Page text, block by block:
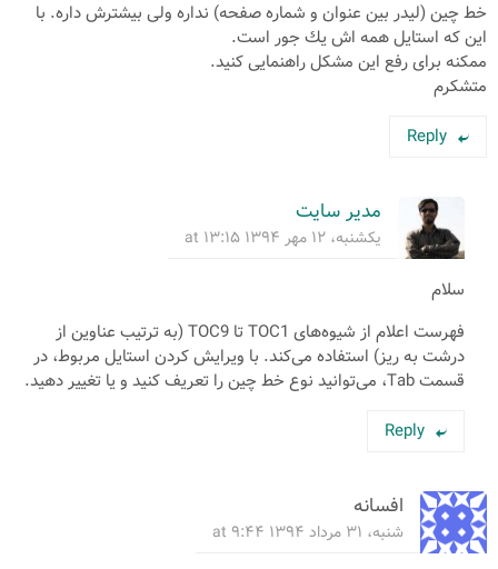
خط چین (لیدر بین عنوان و شماره صفحه) نداره ولی بیشترش داره. با
این كه استایل همه اش یك جور است.
ممكنه برای رفع این مشكل راهنمایی كنید.
متشكرم
Reply
مدیر سایت
یکشنبه، ۱۲ مهر ۱۳۹۴ at ۱۳:۱۵
سلام
فهرست اعلام از شیوه‌های TOC1 تا TOC9 (به ترتیب عناوین از
درشت به ریز) استفاده می‌کند. با ویرایش کردن استایل مربوط، در
قسمت Tab، می‌توانید نوع خط چین را تعریف کنید و یا تغییر دهید.
Reply
افسانه
شنبه، ۳۱ مرداد ۱۳۹۴ at ۹:۴۴